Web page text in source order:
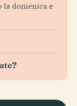
la domenica e